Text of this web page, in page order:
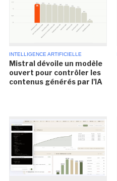
INTELLIGENCE ARTIFICIELLE
Mistral dévoile un modèle
ouvert pour contrôler les
contenus générés par l'IA